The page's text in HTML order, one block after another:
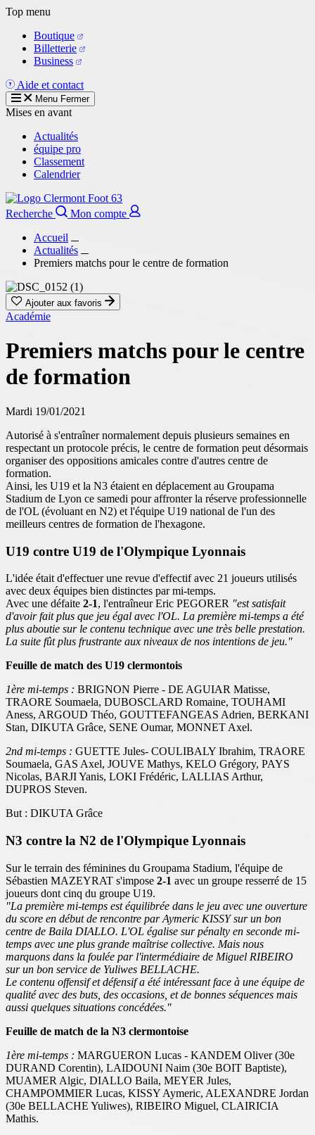
Aller
contenu
principal
Top menu
Boutique
Billetterie
Business
Aide et contact
Menu Fermer
Mises en avant
Actualités
équipe pro
Classement
Calendrier
Recherche
Mon compte
Accueil
Actualités
Premiers matchs pour le centre de formation
Ajouter aux favoris
Académie
Premiers matchs pour le centre
de formation
Mardi 19/01/2021
Autorisé à s'entraîner normalement depuis plusieurs semaines en
respectant un protocole précis, le centre de formation peut désormais
organiser des oppositions amicales contre d'autres centre de
formation.
Ainsi, les U19 et la N3 étaient en déplacement au Groupama
Stadium de Lyon ce samedi pour affronter la réserve professionnelle
de l'OL (évoluant en N2) et l'équipe U19 national de l'un des
meilleurs centres de formation de l'hexagone.
U19 contre U19 de l'Olympique Lyonnais
L'idée était d'effectuer une revue d'effectif avec 21 joueurs utilisés
avec deux équipes bien distinctes par mi-temps.
Avec une défaite 2-1, l'entraîneur Eric PEGORER "est satisfait
d'avoir fait plus que jeu égal avec l'OL. La première mi-temps a été
plus aboutie sur le contenu technique avec une très belle prestation.
La suite fût plus frustrante aux niveaux de nos intentions de jeu."
Feuille de match des U19 clermontois
1ère mi-temps : BRIGNON Pierre - DE AGUIAR Matisse,
TRAORE Soumaela, DUBOSCLARD Romaine, TOUHAMI
Aness, ARGOUD Théo, GOUTTEFANGEAS Adrien, BERKANI
Stan, DIKUTA Grâce, SENE Oumar, MONNET Axel.
2nd mi-temps : GUETTE Jules- COULIBALY Ibrahim, TRAORE
Soumaela, GAS Axel, JOUVE Mathys, KELO Grégory, PAYS
Nicolas, BARJI Yanis, LOKI Frédéric, LALLIAS Arthur,
DUPROS Steven.
But : DIKUTA Grâce
N3 contre la N2 de l'Olympique Lyonnais
Sur le terrain des féminines du Groupama Stadium, l'équipe de
Sébastien MAZEYRAT s'impose 2-1 avec un groupe resserré de 15
joueurs dont cinq du groupe U19.
"La première mi-temps est équilibrée dans le jeu avec une ouverture
du score en début de rencontre par Aymeric KISSY sur un bon
centre de Baila DIALLO. L'OL égalise sur pénalty en seconde mi-
temps avec une plus grande maîtrise collective. Mais nous
marquons dans la foulée par l'intermédiaire de Miguel RIBEIRO
sur un bon service de Yuliwes BELLACHE.
Le contenu offensif et défensif a été intéressant face à une équipe de
qualité avec des buts, des occasions, et de bonnes séquences mais
aussi quelques situations concédées."
Feuille de match de la N3 clermontoise
1ère mi-temps : MARGUERON Lucas - KANDEM Oliver (30e
DURAND Corentin), LAIDOUNI Naim (30e BOIT Baptiste),
MUAMER Algic, DIALLO Baila, MEYER Jules,
CHAMPOMMIER Lucas, KISSY Aymeric, ALEXANDRE Jordan
(30e BELLACHE Yuliwes), RIBEIRO Miguel, CLAIRICIA
Mathis.